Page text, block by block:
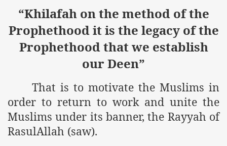
“Khilafah on the method of the
Prophethood it is the legacy of the
Prophethood that we establish
our Deen”
That is to motivate the Muslims in
order to return to work and unite the
Muslims under its banner, the Rayyah of
RasulAllah (saw).